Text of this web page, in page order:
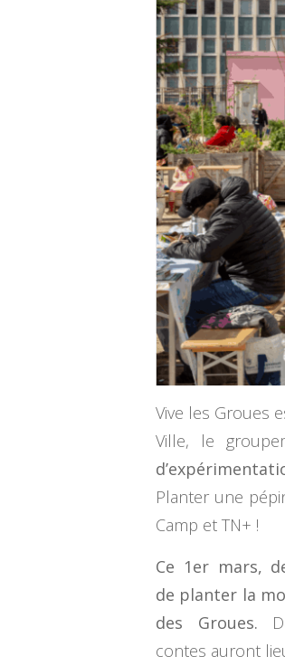
Vive les Groues
Ville, le
Planter une
Camp et TN+ !
Ce 1er mars,
de planter la
des Groues.
contes auront